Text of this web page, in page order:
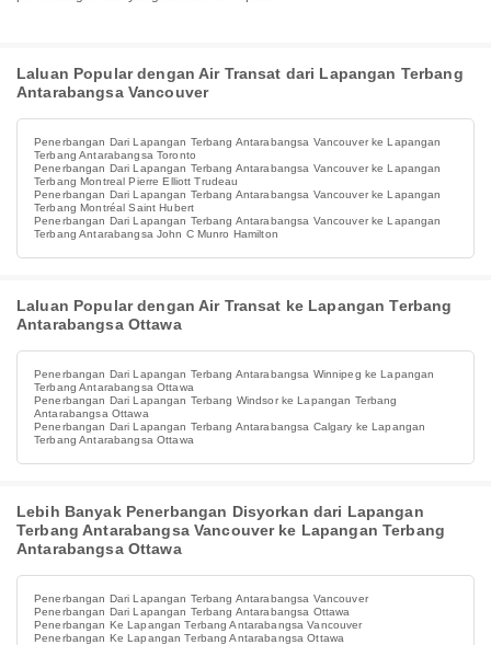
Laluan Popular dengan Air Transat dari Lapangan Terbang
Antarabangsa Vancouver
Penerbangan Dari Lapangan Terbang Antarabangsa Vancouver ke Lapangan
Terbang Antarabangsa Toronto
Penerbangan Dari Lapangan Terbang Antarabangsa Vancouver ke Lapangan
Terbang Montreal Pierre Elliott Trudeau
Penerbangan Dari Lapangan Terbang Antarabangsa Vancouver ke Lapangan
Terbang Montréal Saint Hubert
Penerbangan Dari Lapangan Terbang Antarabangsa Vancouver ke Lapangan
Terbang Antarabangsa John C Munro Hamilton
Laluan Popular dengan Air Transat ke Lapangan Terbang
Antarabangsa Ottawa
Penerbangan Dari Lapangan Terbang Antarabangsa Winnipeg ke Lapangan
Terbang Antarabangsa Ottawa
Penerbangan Dari Lapangan Terbang Windsor ke Lapangan Terbang
Antarabangsa Ottawa
Penerbangan Dari Lapangan Terbang Antarabangsa Calgary ke Lapangan
Terbang Antarabangsa Ottawa
Lebih Banyak Penerbangan Disyorkan dari Lapangan
Terbang Antarabangsa Vancouver ke Lapangan Terbang
Antarabangsa Ottawa
Penerbangan Dari Lapangan Terbang Antarabangsa Vancouver
Penerbangan Dari Lapangan Terbang Antarabangsa Ottawa
Penerbangan Ke Lapangan Terbang Antarabangsa Vancouver
Penerbangan Ke Lapangan Terbang Antarabangsa Ottawa